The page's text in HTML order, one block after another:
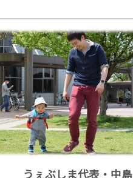
うぇぶしま代表・中島